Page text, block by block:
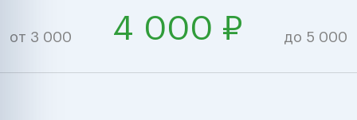
от 3 000 4 000 ₽ до 5 000